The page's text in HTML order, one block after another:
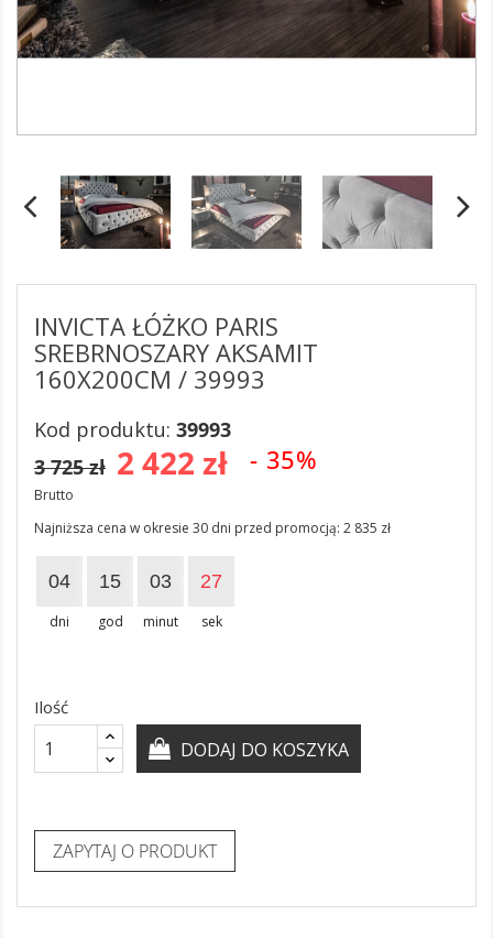
INVICTA ŁÓŻKO PARIS
SREBRNOSZARY AKSAMIT
160X200CM / 39993
Kod produktu: 39993
2 422 zł - 35%
3 725 zł
Brutto
Najniższa cena w okresie 30 dni przed promocją: 2 835 zł
04
dni
15
god
03
minut
27
sek
Ilość
DODAJ DO KOSZYKA
ZAPYTAJ O PRODUKT